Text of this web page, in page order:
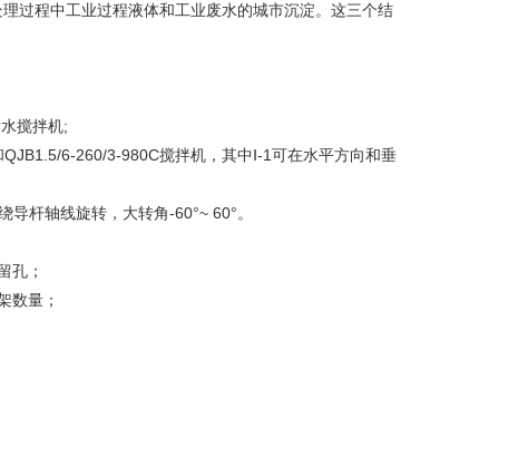
过程中工业过程液体和工业废水的城市沉淀。这三个结
搅拌机;
6-260/3-980C搅拌机，其中Ⅰ-1可在水平方向和垂
杆轴线旋转，大转角-60°~ 60°。
孔；
数量；